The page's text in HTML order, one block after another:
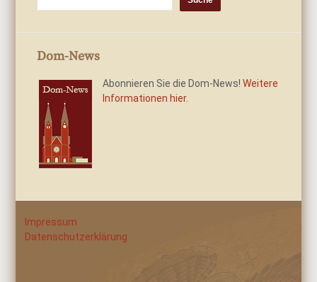
Dom-News
Abonnieren Sie die Dom-News!Weitere
Informationen hier.
Impressum
Datenschutzerklärung